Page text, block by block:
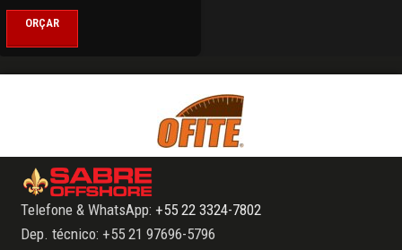
ORÇAR
Telefone & WhatsApp: +55 22 3324-7802
Dep. técnico: +55 21 97696-5796